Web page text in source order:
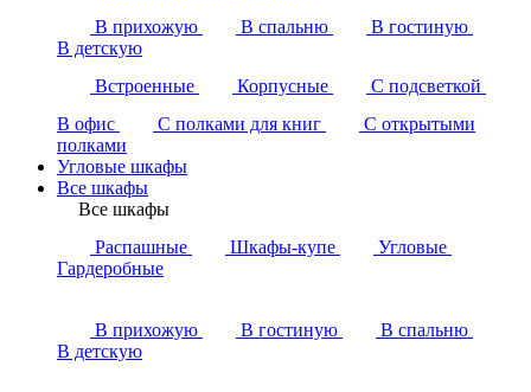
В прихожую
В спальню
В гостиную
В детскую
Встроенные
Корпусные
С подсветкой
В офис
С полками для книг
С открытыми
полками
Угловые шкафы
Все шкафы
Все шкафы
Распашные
Шкафы-купе
Угловые
Гардеробные
В прихожую В гостиную
В спальню
В детскую